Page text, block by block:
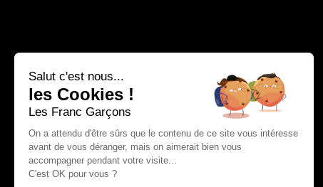
Salut c'est nous...
les Cookies !
Les Franc Garçons
On a attendu d'être sûrs que le contenu de ce site vous intéresse
avant de vous déranger, mais on aimerait bien vous
accompagner pendant votre visite...
C'est OK pour vous ?